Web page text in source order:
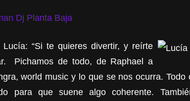
“Si te quieres divertir, y reírte
Pichamos de todo, de Raphael a
world music y lo que se nos ocurra. Todo
para que suene algo coherente.